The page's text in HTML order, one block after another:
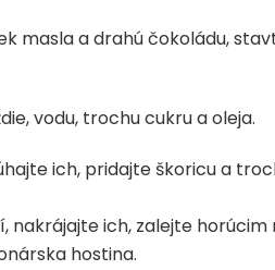
masla a drahú čokoládu,
vodu, trochu cukru a oleja.
ich, pridajte škoricu a
ich, zalejte
hostina.